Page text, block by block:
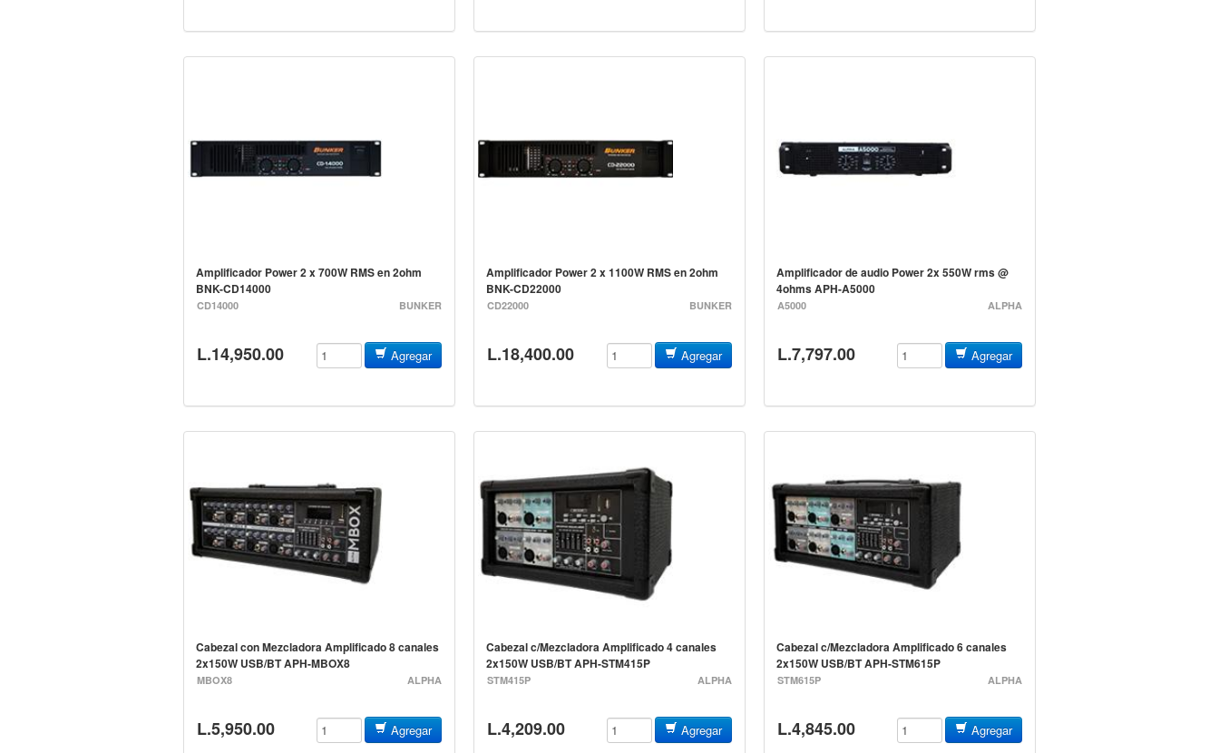
Amplificador Power 2 x 700W RMS en 2ohm
BNK-CD14000
CD14000 BUNKER
L.14,950.00 Agregar
Amplificador Power 2 x 1100W RMS en 2ohm
BNK-CD22000
CD22000 BUNKER
L.18,400.00 Agregar
Amplificador de audio Power 2x 550W rms @
4ohms APH-A5000
A5000 ALPHA
L.7,797.00 Agregar
Cabezal con Mezcladora Amplificado 8 canales
2x150W USB/BT APH-MBOX8
MBOX8 ALPHA
L.5,950.00 Agregar
Cabezal c/Mezcladora Amplificado 4 canales
2x150W USB/BT APH-STM415P
STM415P ALPHA
L.4,209.00 Agregar
Cabezal c/Mezcladora Amplificado 6 canales
2x150W USB/BT APH-STM615P
STM615P ALPHA
L.4,845.00 Agregar